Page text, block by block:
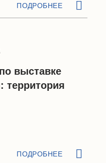
ПОДРОБНЕЕ
выставке
территория
ПОДРОБНЕЕ